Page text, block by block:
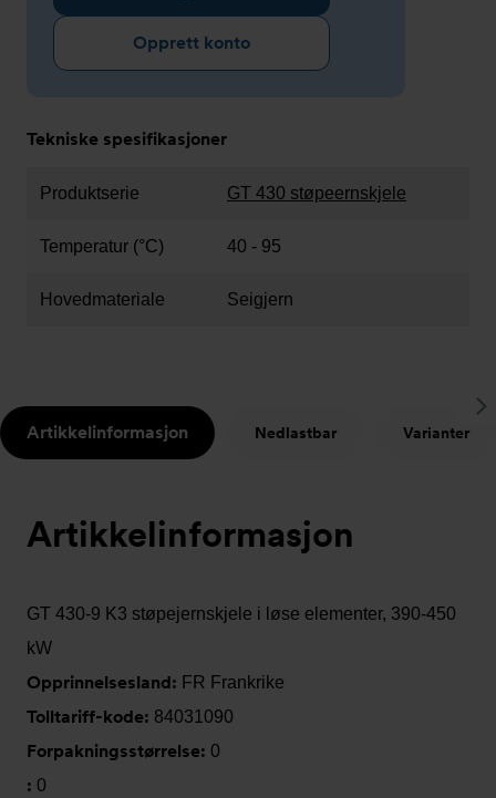
Opprett konto
Tekniske spesifikasjoner
Produktserie GT 430 støpeernskjele
Temperatur (°C) 40 - 95
Hovedmateriale Seigjern
Artikkelinformasjon Nedlastbar Varianter
Artikkelinformasjon
GT 430-9 K3 støpejernskjele i løse elementer, 390-450
kW
Opprinnelsesland: FR Frankrike
Tolltariff-kode: 84031090
Forpakningsstørrelse: 0
: 0